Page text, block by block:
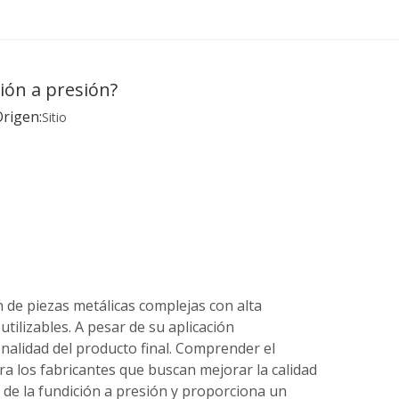
a presión?
Sitio
piezas metálicas complejas con alta
A pesar de su aplicación
del producto final. Comprender el
los fabricantes que buscan mejorar la calidad
la fundición a presión y proporciona un